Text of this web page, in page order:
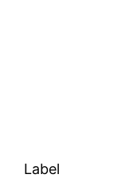
Label